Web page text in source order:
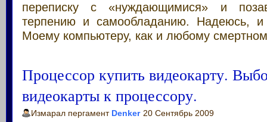
переписку с «нуждающимися» и
терпению и самообладанию. Надеюсь, и
Моему компьютеру, как и любому
Процессор купить видеокарту.
видеокарты к процессору.
Измарал пергамент Denker 20 Сентябрь 2009